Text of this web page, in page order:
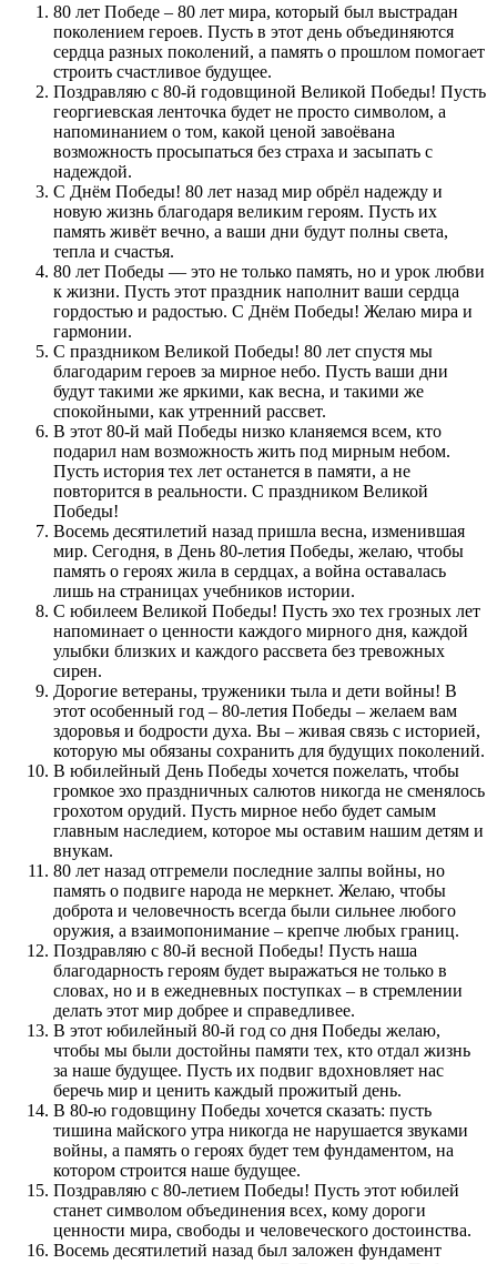
80 лет Победе – 80 лет мира, который был выстрадан
поколением героев. Пусть в этот день объединяются
сердца разных поколений, а память о прошлом помогает
строить счастливое будущее.
Поздравляю с 80-й годовщиной Великой Победы! Пусть
георгиевская ленточка будет не просто символом, а
напоминанием о том, какой ценой завоёвана
возможность просыпаться без страха и засыпать с
надеждой.
С Днём Победы! 80 лет назад мир обрёл надежду и
новую жизнь благодаря великим героям. Пусть их
память живёт вечно, а ваши дни будут полны света,
тепла и счастья.
80 лет Победы — это не только память, но и урок любви
к жизни. Пусть этот праздник наполнит ваши сердца
гордостью и радостью. С Днём Победы! Желаю мира и
гармонии.
С праздником Великой Победы! 80 лет спустя мы
благодарим героев за мирное небо. Пусть ваши дни
будут такими же яркими, как весна, и такими же
спокойными, как утренний рассвет.
В этот 80-й май Победы низко кланяемся всем, кто
подарил нам возможность жить под мирным небом.
Пусть история тех лет останется в памяти, а не
повторится в реальности. С праздником Великой
Победы!
Восемь десятилетий назад пришла весна, изменившая
мир. Сегодня, в День 80-летия Победы, желаю, чтобы
память о героях жила в сердцах, а война оставалась
лишь на страницах учебников истории.
С юбилеем Великой Победы! Пусть эхо тех грозных лет
напоминает о ценности каждого мирного дня, каждой
улыбки близких и каждого рассвета без тревожных
сирен.
Дорогие ветераны, труженики тыла и дети войны! В
этот особенный год – 80-летия Победы – желаем вам
здоровья и бодрости духа. Вы – живая связь с историей,
которую мы обязаны сохранить для будущих поколений.
В юбилейный День Победы хочется пожелать, чтобы
громкое эхо праздничных салютов никогда не сменялось
грохотом орудий. Пусть мирное небо будет самым
главным наследием, которое мы оставим нашим детям и
внукам.
80 лет назад отгремели последние залпы войны, но
память о подвиге народа не меркнет. Желаю, чтобы
доброта и человечность всегда были сильнее любого
оружия, а взаимопонимание – крепче любых границ.
Поздравляю с 80-й весной Победы! Пусть наша
благодарность героям будет выражаться не только в
словах, но и в ежедневных поступках – в стремлении
делать этот мир добрее и справедливее.
В этот юбилейный 80-й год со дня Победы желаю,
чтобы мы были достойны памяти тех, кто отдал жизнь
за наше будущее. Пусть их подвиг вдохновляет нас
беречь мир и ценить каждый прожитый день.
В 80-ю годовщину Победы хочется сказать: пусть
тишина майского утра никогда не нарушается звуками
войны, а память о героях будет тем фундаментом, на
котором строится наше будущее.
Поздравляю с 80-летием Победы! Пусть этот юбилей
станет символом объединения всех, кому дороги
ценности мира, свободы и человеческого достоинства.
Восемь десятилетий назад был заложен фундамент